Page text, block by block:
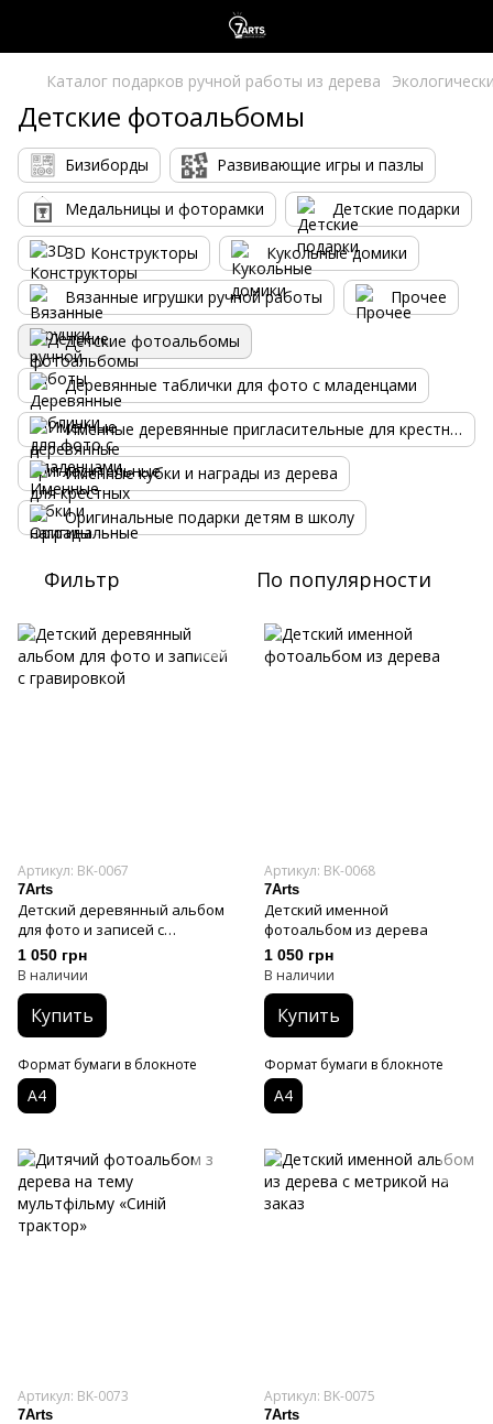
Каталог подарков ручной работы из дерева
Детские фотоальбомы
Бизиборды Развивающие игры и пазлы
Медальницы и фоторамки Детские подарки
3D Конструкторы Кукольные домики
Вязанные игрушки ручной работы Прочее
Детские фотоальбомы
Деревянные таблички для фото с младенцами
Именные деревянные пригласительные для крестных
Именные кубки и награды из дерева
Оригинальные подарки детям в школу
Фильтр По популярности
Артикул: BK-0067
7Arts
Детский деревянный альбом
для фото и записей с
гравировкой
1 050 грн
В наличии
Купить
Формат бумаги в блокноте
А4
Артикул: BK-0068
7Arts
Детский именной
фотоальбом из дерева
1 050 грн
В наличии
Купить
Формат бумаги в блокноте
А4
Артикул: BK-0073
7Arts
Артикул: BK-0075
7Arts